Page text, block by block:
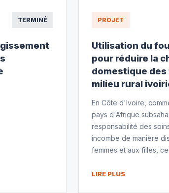
TERMINÉ PROJET
Utilisation du
pour réduire la
domestique des
milieu rural
En Côte d'Ivoire,
pays d'Afrique
responsabilité des
incombe de manière
femmes et aux filles,
LIRE PLUS